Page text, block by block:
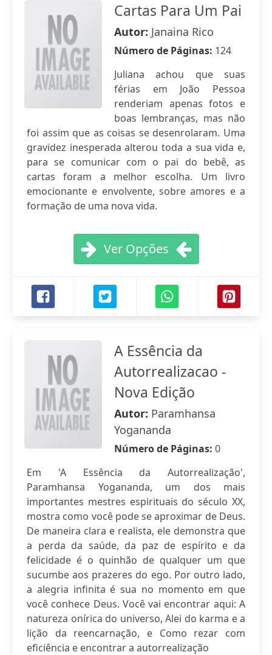
Cartas Para Um Pai
Autor: Janaina Rico
Número de Páginas: 124
Juliana achou que suas
férias em João Pessoa
renderiam apenas fotos e
boas lembranças, mas não
foi assim que as coisas se desenrolaram. Uma
gravidez inesperada alterou toda a sua vida e,
para se comunicar com o pai do bebê, as
cartas foram a melhor escolha. Um livro
emocionante e envolvente, sobre amores e a
formação de uma nova vida.
Ver Opções
A Essência da
Autorrealizacao -
Nova Edição
Autor: Paramhansa
Yogananda
Número de Páginas: 0
Em 'A Essência da Autorrealização',
Paramhansa Yogananda, um dos mais
importantes mestres espirituais do século XX,
mostra como você pode se aproximar de Deus.
De maneira clara e realista, ele demonstra que
a perda da saúde, da paz de espírito e da
felicidade é o quinhão de qualquer um que
sucumbe aos prazeres do ego. Por outro lado,
a alegria infinita é sua no momento em que
você conhece Deus. Você vai encontrar aqui: A
natureza onírica do universo, Alei do karma e a
lição da reencarnação, e Como rezar com
eficiência e encontrar a autorrealização